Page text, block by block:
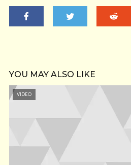
YOU MAY ALSO LIKE
VIDEO